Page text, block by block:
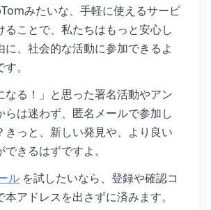
みたいな、手軽に使えるサービ
ることで、私たちはもっと安心し
に、社会的な活動に参加できるよ
。
なる！」と思った署名活動やアン
らは迷わず、匿名メールで参加し
きっと、新しい発見や、より良い
きるはずですよ。
ル を試したいなら、登録や確認コ
アドレスを出さずに済みます。